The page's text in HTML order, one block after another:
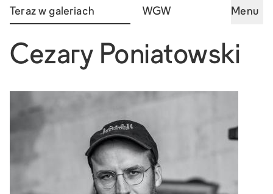
Teraz w galeriach WGW Menu
Cezary Poniatowski